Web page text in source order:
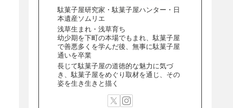
駄菓子屋研究家・駄菓子屋ハンター・日
本遺産ソムリエ
浅草生まれ・浅草育ち
幼少期を下町の本場でもまれ、駄菓子屋
で善悪多くを学んだ後、無事に駄菓子屋
通いを卒業
長じて駄菓子屋の道徳的な魅力に気づ
き、駄菓子屋をめぐり取材を通じ、その
姿を生き生きと描く